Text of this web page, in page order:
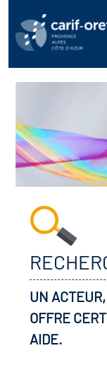
UN
OFFRE
AIDE.